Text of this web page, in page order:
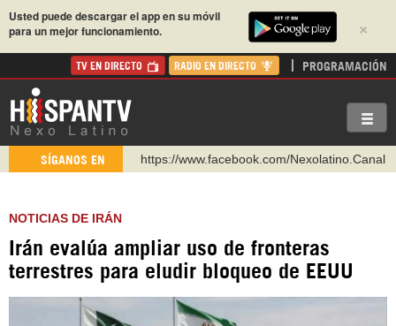
×
Usted puede descargar el app en su móvil
para un mejor funcionamiento.
TV EN DIRECTO RADIO EN DIRECTO PROGRAMACIÓN
SÍGANOS EN
https://www.facebook.com/Nexolatino.Canal
https://t.me/hispantvcanal
https://urmedium.com/c/hispantv
Instagram como: hispan_tv
NOTICIAS DE IRÁN
Irán evalúa ampliar uso de fronteras
terrestres para eludir bloqueo de EEUU